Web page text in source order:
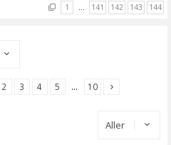
1 … 141 142 143 144
2 3 4 5 … 10
Aller